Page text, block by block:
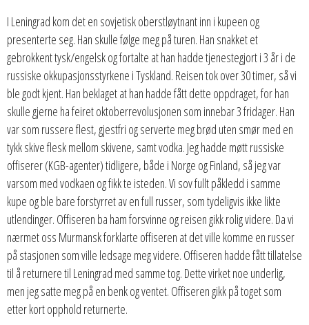
I Leningrad kom det en sovjetisk oberstløytnant inn i kupeen og
presenterte seg. Han skulle følge meg på turen. Han snakket et
gebrokkent tysk/engelsk og fortalte at han hadde tjenestegjort i 3 år i de
russiske okkupasjonsstyrkene i Tyskland. Reisen tok over 30 timer, så vi
ble godt kjent. Han beklaget at han hadde fått dette oppdraget, for han
skulle gjerne ha feiret oktoberrevolusjonen som innebar 3 fridager. Han
var som russere flest, gjestfri og serverte meg brød uten smør med en
tykk skive flesk mellom skivene, samt vodka. Jeg hadde møtt russiske
offiserer (KGB-agenter) tidligere, både i Norge og Finland, så jeg var
varsom med vodkaen og fikk te isteden. Vi sov fullt påkledd i samme
kupe og ble bare forstyrret av en full russer, som tydeligvis ikke likte
utlendinger. Offiseren ba ham forsvinne og reisen gikk rolig videre. Da vi
nærmet oss Murmansk forklarte offiseren at det ville komme en russer
på stasjonen som ville ledsage meg videre. Offiseren hadde fått tillatelse
til å returnere til Leningrad med samme tog. Dette virket noe underlig,
men jeg satte meg på en benk og ventet. Offiseren gikk på toget som
etter kort opphold returnerte.